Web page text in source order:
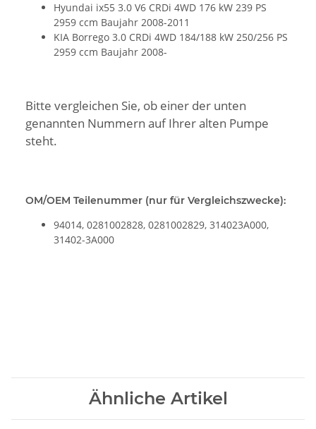
Hyundai ix55 3.0 V6 CRDi 4WD 176 kW 239 PS
2959 ccm Baujahr 2008-2011
KIA Borrego 3.0 CRDi 4WD 184/188 kW 250/256 PS
2959 ccm Baujahr 2008-
Bitte vergleichen Sie, ob einer der unten
genannten Nummern auf Ihrer alten Pumpe
steht.
OM/OEM Teilenummer (nur für Vergleichszwecke):
94014, 0281002828, 0281002829, 314023A000,
31402-3A000
Ähnliche Artikel